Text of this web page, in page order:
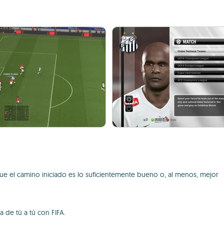
el camino iniciado es lo suficientemente bueno o, al menos, mejor
de tú a tú con FIFA.